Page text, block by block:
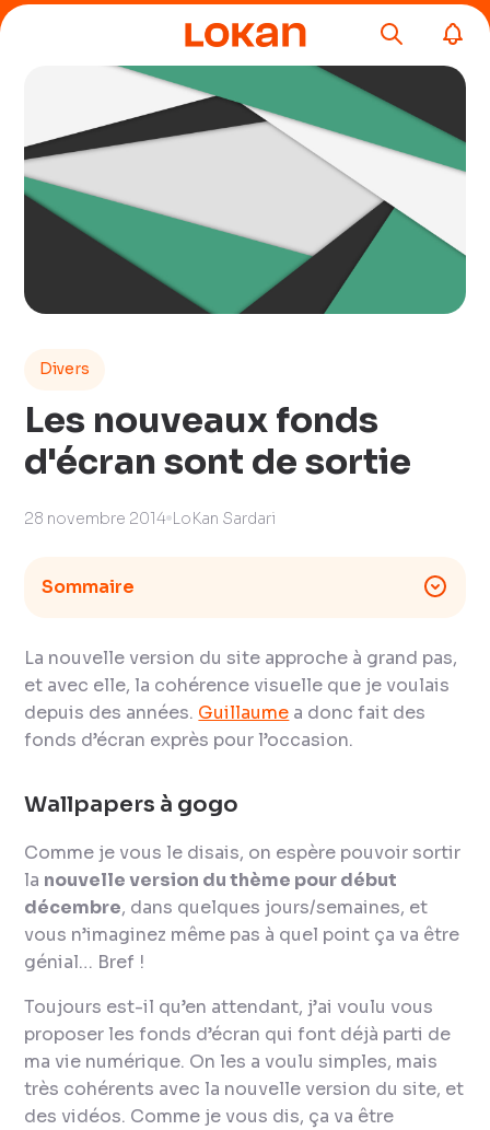
Divers
Les nouveaux fonds
d'écran sont de sortie
28 novembre 2014 LoKan Sardari
Sommaire
La nouvelle version du site approche à grand pas,
et avec elle, la cohérence visuelle que je voulais
depuis des années. Guillaume a donc fait des
fonds d’écran exprès pour l’occasion.
Wallpapers à gogo
Comme je vous le disais, on espère pouvoir sortir
la nouvelle version du thème pour début
décembre, dans quelques jours/semaines, et
vous n’imaginez même pas à quel point ça va être
génial… Bref !
Toujours est-il qu’en attendant, j’ai voulu vous
proposer les fonds d’écran qui font déjà parti de
ma vie numérique. On les a voulu simples, mais
très cohérents avec la nouvelle version du site, et
des vidéos. Comme je vous dis, ça va être